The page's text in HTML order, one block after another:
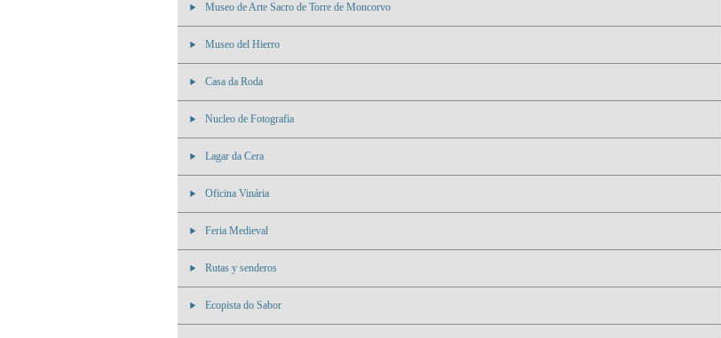
Museo de Arte Sacro de Torre de Moncorvo
Museo del Hierro
Casa da Roda
Nucleo de Fotografia
Lagar da Cera
Oficina Vinária
Feria Medieval
Rutas y senderos
Ecopista do Sabor